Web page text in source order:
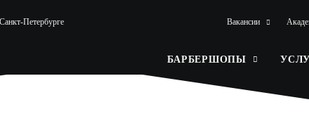
Петербурге Вакансии
БАРБЕРШОПЫ